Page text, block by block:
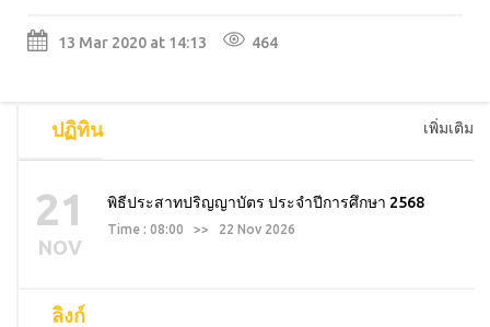
13 Mar 2020 at 14:13 464
ปฏิทิน เพิ่มเติม
21
NOV
พิธีประสาทปริญญาบัตร ประจำปีการศึกษา 2568
Time : 08:00 >> 22 Nov 2026
ลิงก์